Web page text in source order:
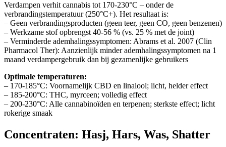
Verdampen verhit cannabis tot 170-230°C – onder de
verbrandingstemperatuur (250°C+). Het resultaat is:
– Geen verbrandingsproducten (geen teer, geen CO, geen benzenen)
– Werkzame stof opbrengst 40-56 % (vs. 25 % met de joint)
– Verminderde ademhalingssymptomen: Abrams et al. 2007 (Clin
Pharmacol Ther): Aanzienlijk minder ademhalingssymptomen na 1
maand verdampergebruik dan bij gezamenlijke gebruikers
Optimale temperaturen:
– 170-185°C: Voornamelijk CBD en linalool; licht, helder effect
– 185-200°C: THC, myrceen; volledig effect
– 200-230°C: Alle cannabinoïden en terpenen; sterkste effect; licht
rokerige smaak
Concentraten: Hasj, Hars, Was, Shatter